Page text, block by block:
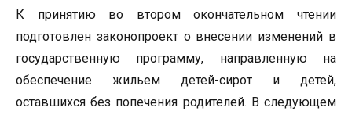
К принятию во втором окончательном чтении
подготовлен законопроект о внесении изменений в
государственную программу, направленную на
обеспечение жильем детей-сирот и детей,
оставшихся без попечения родителей. В следующем